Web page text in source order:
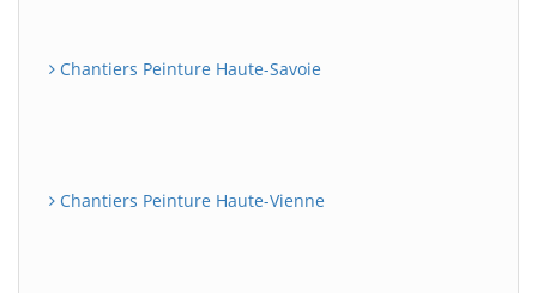
Chantiers Peinture Haute-Savoie
Chantiers Peinture Haute-Vienne